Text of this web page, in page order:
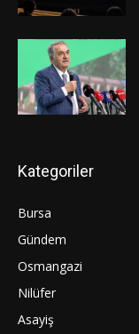
Kategoriler
Bursa
Gündem
Osmangazi
Nilüfer
Asayiş